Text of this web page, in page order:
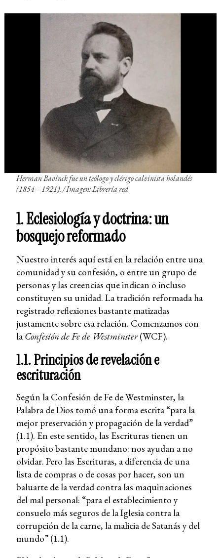
Herman Bavinck fue un teólogo y clérigo calvinista holandés
(1854 – 1921). / Imagen: Librería red
1. Eclesiología y doctrina: un
bosquejo reformado
Nuestro interés aquí está en la relación entre una
comunidad y su confesión, o entre un grupo de
personas y las creencias que indican o incluso
constituyen su unidad. La tradición reformada ha
registrado reflexiones bastante matizadas
justamente sobre esa relación. Comenzamos con
la Confesión de Fe de Westminster(WCF).
1.1. Principios de revelación e
escrituración
Según la Confesión de Fe de Westminster, la
Palabra de Dios tomó una forma escrita “para la
mejor preservación y propagación de la verdad”
(1.1). En este sentido, las Escrituras tienen un
propósito bastante mundano: nos ayudan a no
olvidar. Pero las Escrituras, a diferencia de una
lista de compras o de cosas por hacer, son un
baluarte de la verdad contra las maquinaciones
del mal personal: “para el establecimiento y
consuelo más seguros de la Iglesia contra la
corrupción de la carne, la malicia de Satanás y del
mundo” (1.1).